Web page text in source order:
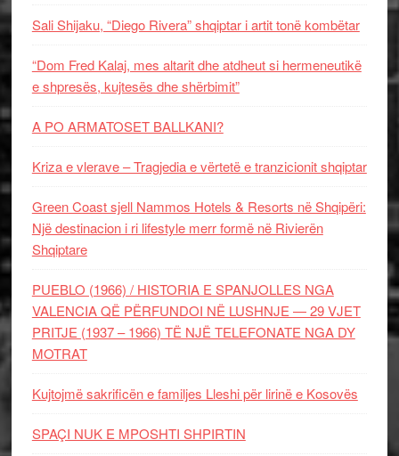
Sali Shijaku, “Diego Rivera” shqiptar i artit tonë kombëtar
“Dom Fred Kalaj, mes altarit dhe atdheut si hermeneutikë
e shpresës, kujtesës dhe shërbimit”
A PO ARMATOSET BALLKANI?
Kriza e vlerave – Tragjedia e vërtetë e tranzicionit shqiptar
Green Coast sjell Nammos Hotels & Resorts në Shqipëri:
Një destinacion i ri lifestyle merr formë në Rivierën
Shqiptare
PUEBLO (1966) / HISTORIA E SPANJOLLES NGA
VALENCIA QË PËRFUNDOI NË LUSHNJE — 29 VJET
PRITJE (1937 – 1966) TË NJË TELEFONATE NGA DY
MOTRAT
Kujtojmë sakrificën e familjes Lleshi për lirinë e Kosovës
SPAÇI NUK E MPOSHTI SHPIRTIN